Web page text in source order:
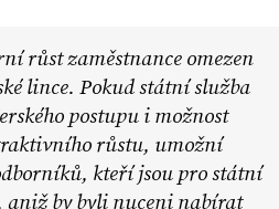
růst zaměstnance omezen
lince. Pokud státní služba
postupu i možnost
růstu, umožní
kteří jsou pro státní
by byli nuceni nabírat